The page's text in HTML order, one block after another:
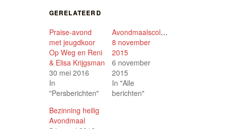
in
venster
geopend)
in
venster
geopend)
venster
geopend)
GERELATEERD
Praise-avond
met jeugdkoor
Op Weg en Reni
& Elisa Krijgsman
30 mei 2016
In
"Persberichten"
Avondmaalscollecte
8 november
2015
6 november
2015
In "Alle
berichten"
Bezinning heilig
Avondmaal